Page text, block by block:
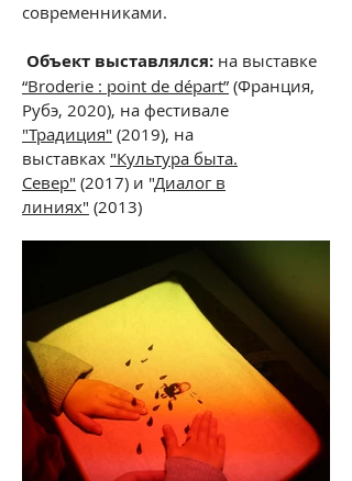
современниками.
Объект выставлялся: на выставке
“Broderie : point de départ” (Франция,
Рубэ, 2020), на фестивале
"Традиция" (2019), на
выставках "Культура быта.
Север" (2017) и "Диалог в
линиях" (2013)